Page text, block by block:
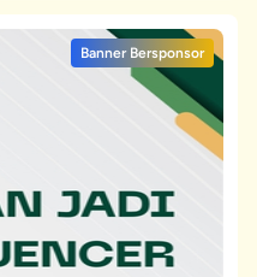
Banner Bersponsor